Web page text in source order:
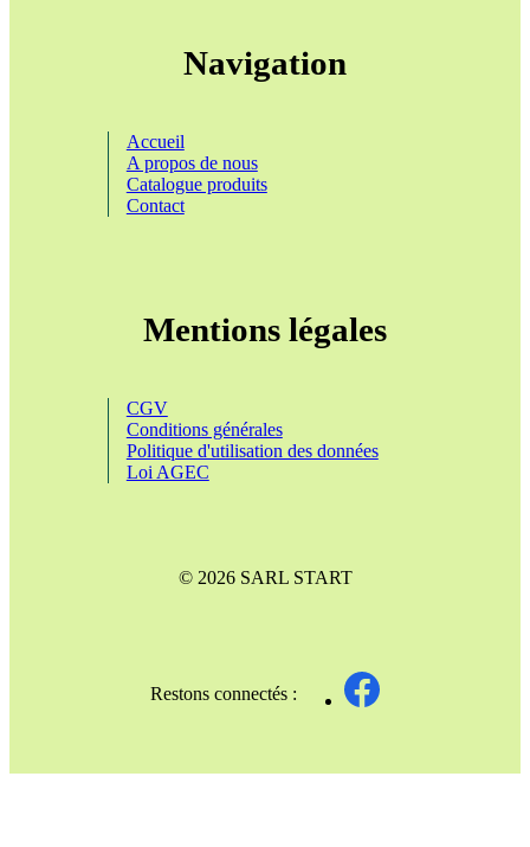
Navigation
Accueil
A propos de nous
Catalogue produits
Contact
Mentions légales
CGV
Conditions générales
Politique d'utilisation des données
Loi AGEC
© 2026 SARL START
Restons connectés :